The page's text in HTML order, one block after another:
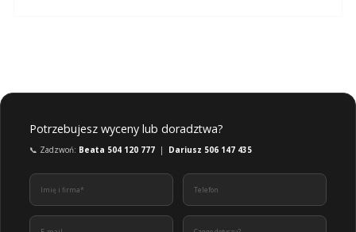
Potrzebujesz wyceny lub doradztwa?
📞 Zadzwoń: Beata 504 120 777 | Dariusz 506 147 435